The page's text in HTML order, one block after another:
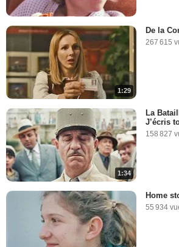
1:29
De la
267 615
1:34
La
J’écris
158 827
Home
55 934